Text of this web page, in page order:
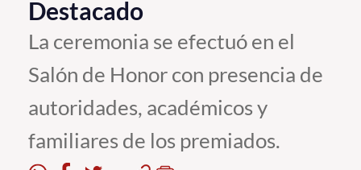
PUCV Internacional
Vinculación con el Medio
Admisión
Pregrado
Postgrado
Destacado
La ceremonia se efectuó en el
Salón de Honor con presencia de
autoridades, académicos y
familiares de los premiados.